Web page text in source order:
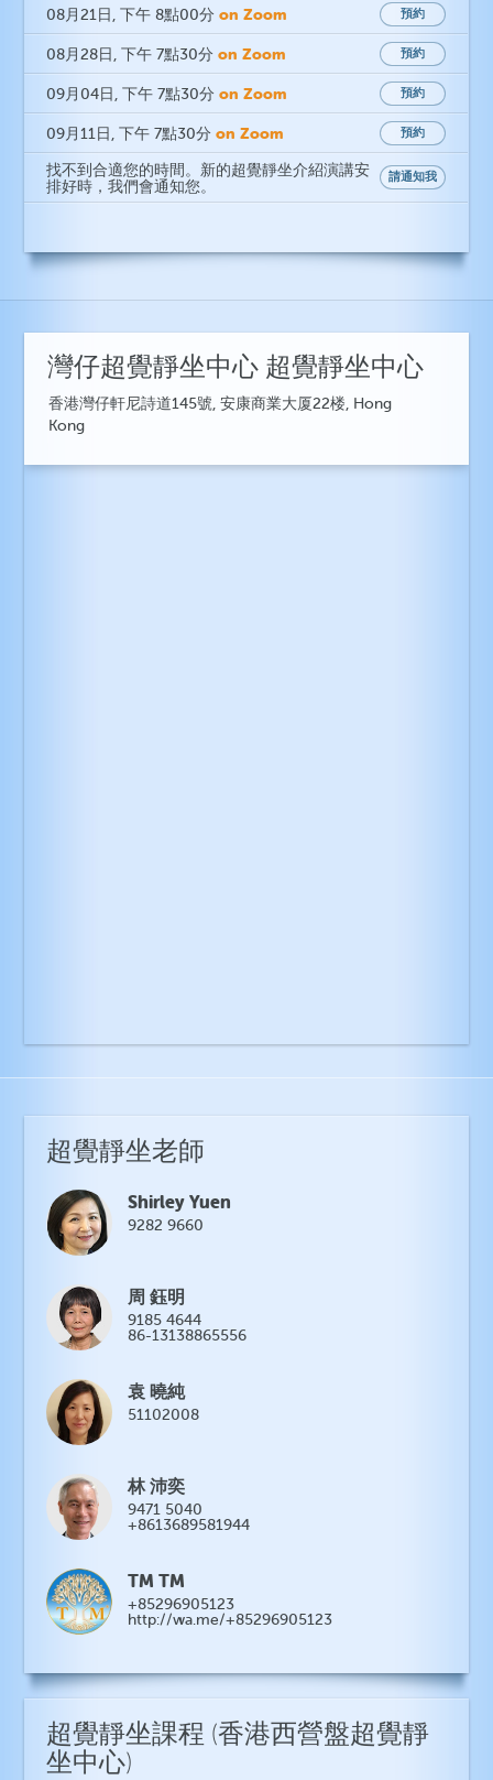
08月21日 , 下午 8點00分 on Zoom 預約
08月28日 , 下午 7點30分 on Zoom 預約
09月04日 , 下午 7點30分 on Zoom 預約
09月11日 , 下午 7點30分 on Zoom 預約
找不到合適您的時間。新的超覺靜坐介紹演講安
排好時，我們會通知您。
請通知我
灣仔超覺靜坐中心 超覺靜坐中心
香港灣仔軒尼詩道145號, 安康商業大厦22楼, Hong
Kong
超覺靜坐老師
Shirley Yuen
9282 9660
周 鈺明
9185 4644
86-13138865556
袁 曉純
51102008
林 沛奕
9471 5040
+8613689581944
TM TM
+85296905123
http://wa.me/+85296905123
超覺靜坐課程 (香港西營盤超覺靜
坐中心)